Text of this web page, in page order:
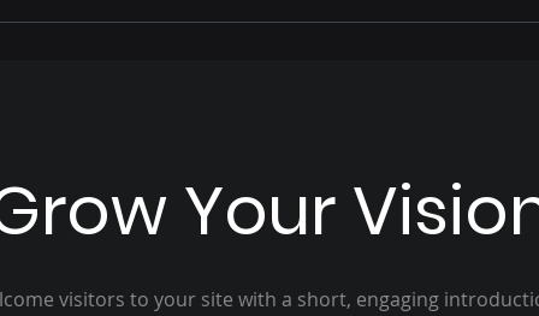
Your
visitors to your site with a short, engaging